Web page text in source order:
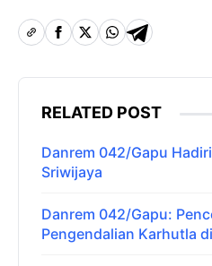
RELATED POST
Danrem 042/Gapu
Sriwijaya
Danrem 042/Gapu:
Pengendalian Karhutla